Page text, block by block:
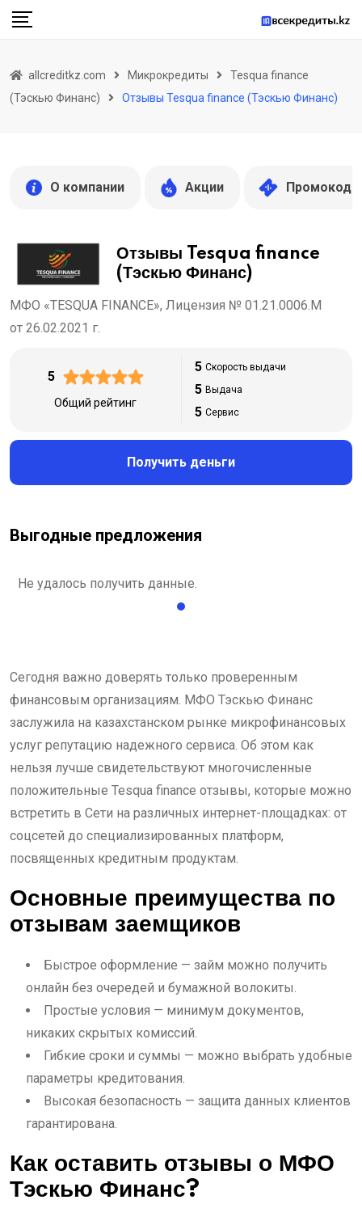
Skip
allcreditkz.com Микрокредиты
Tesqua finance
(Тэскью Финанс)
Отзывы Tesqua finance (Тэскью Финанс)
О компании Акции Промокоды
Отзывы Tesqua finance
(Тэскью Финанс)
МФО «TESQUA FINANCE», Лицензия № 01.21.0006.М
от 26.02.2021 г.
5
Общий рейтинг
5 Скорость выдачи
5 Выдача
5 Сервис
Получить деньги
Выгодные предложения
Не удалось получить данные.
Сегодня важно доверять только проверенным
финансовым организациям. МФО Тэскью Финанс
заслужила на казахстанском рынке микрофинансовых
услуг репутацию надежного сервиса. Об этом как
нельзя лучше свидетельствуют многочисленные
положительные Tesqua finance отзывы, которые можно
встретить в Сети на различных интернет-площадках: от
соцсетей до специализированных платформ,
посвященных кредитным продуктам.
Основные преимущества по
отзывам заемщиков
Быстрое оформление — займ можно получить
онлайн без очередей и бумажной волокиты.
Простые условия — минимум документов,
никаких скрытых комиссий.
Гибкие сроки и суммы — можно выбрать удобные
параметры кредитования.
Высокая безопасность — защита данных клиентов
гарантирована.
Как оставить отзывы о МФО
Тэскью Финанс?